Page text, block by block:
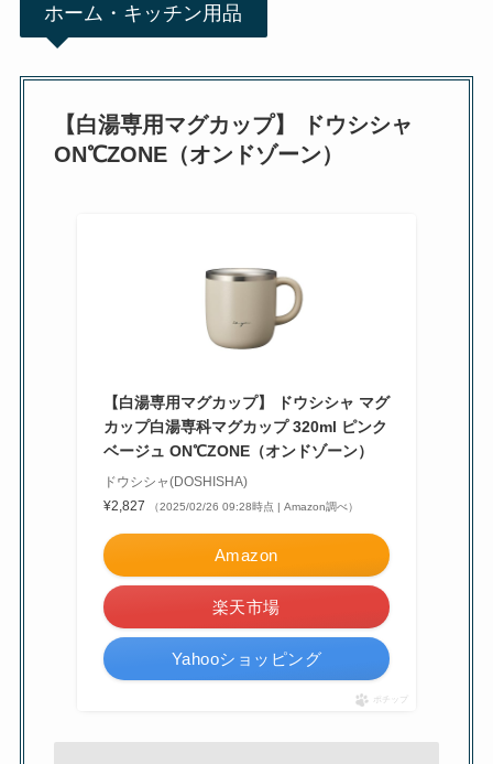
ホーム・キッチン用品
【白湯専用マグカップ】 ドウシシャ
ON℃ZONE（オンドゾーン）
【白湯専用マグカップ】 ドウシシャ マグ
カップ白湯専科マグカップ 320ml ピンク
ベージュ ON℃ZONE（オンドゾーン）
ドウシシャ(DOSHISHA)
¥2,827
（2025/02/26 09:28時点 | Amazon調べ）
Amazon
楽天市場
Yahooショッピング
ポチップ